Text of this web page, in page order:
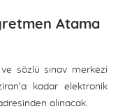
Atama
sözlü sınav merkezi
kadar elektronik
alınacak.